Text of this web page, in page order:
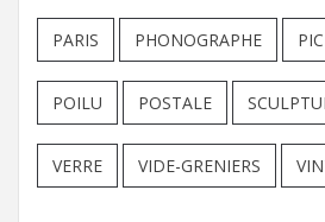
PARIS PHONOGRAPHE
POILU POSTALE
VERRE VIDE-GRENIERS